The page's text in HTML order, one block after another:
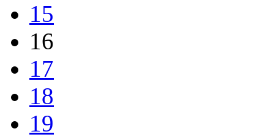
15
16
17
18
19